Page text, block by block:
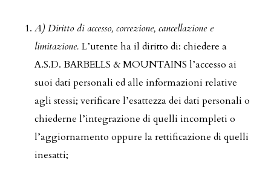
A) Diritto di accesso, correzione, cancellazione e
limitazione. L’utente ha il diritto di: chiedere a
A.S.D. BARBELLS & MOUNTAINS l’accesso ai
suoi dati personali ed alle informazioni relative
agli stessi; verificare l’esattezza dei dati personali o
chiederne l’integrazione di quelli incompleti o
l’aggiornamento oppure la rettificazione di quelli
inesatti;